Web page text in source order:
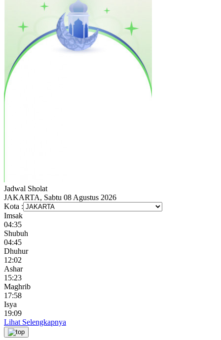
Jadwal Sholat
JAKARTA, Sabtu 08 Agustus 2026
Kota :
Imsak
04:35
Shubuh
04:45
Dhuhur
12:02
Ashar
15:23
Maghrib
17:58
Isya
19:09
Lihat Selengkapnya